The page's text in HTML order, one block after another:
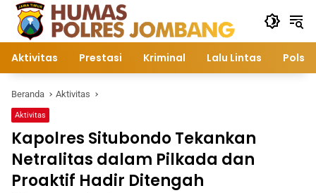
Langsung
konten
Aktivitas Prestasi Kriminal Lalu Lintas
Beranda Aktivitas
Aktivitas
Kapolres Situbondo Tekankan
Netralitas dalam Pilkada dan
Proaktif Hadir Ditengah